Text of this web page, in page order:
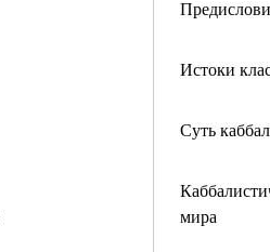
Истоки
Суть
мира